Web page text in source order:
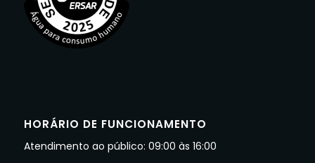
HORÁRIO DE FUNCIONAMENTO
Atendimento ao público: 09:00 às 16:00